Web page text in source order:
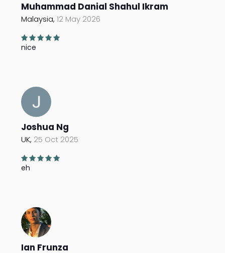
Muhammad Danial Shahul Ikram
Malaysia,12 May 2026
nice
Joshua Ng
UK, 25 Oct 2025
eh
Ian Frunza